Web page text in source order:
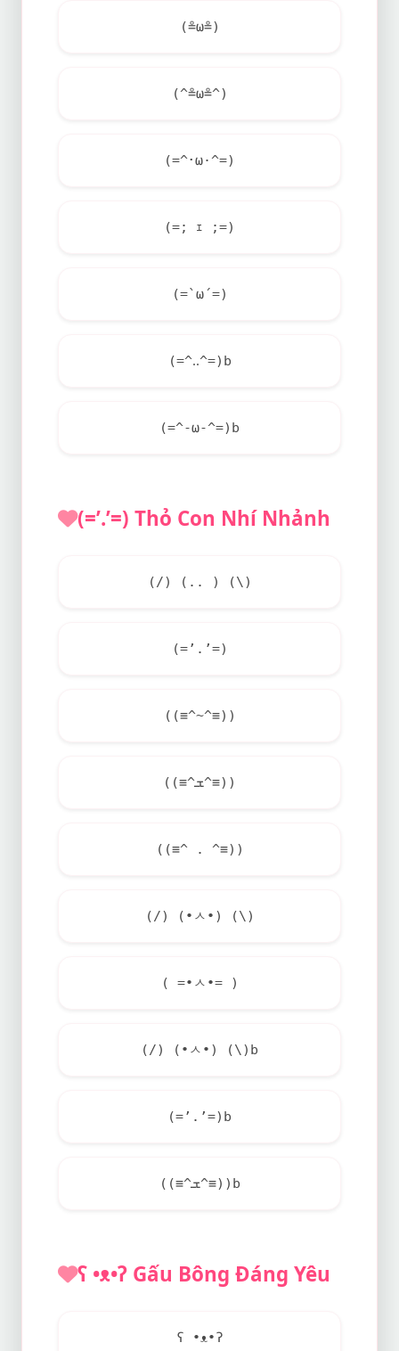
(≗ω≗)
(^≗ω≗^)
(=^･ω·^=)
(=; ｪ ;=)
(=`ω´=)
(=^‥^=)b
(=^-ω-^=)b
(=’.’=) Thỏ Con Nhí Nhảnh
(/) (.. ) (\)
(=’.’=)
((≡^~^≡))
((≡^ܫ^≡))
((≡^ . ^≡))
(/) (•ㅅ•) (\)
( =•ㅅ•= )
(/) (•ㅅ•) (\)b
(=’.’=)b
((≡^ܫ^≡))b
ʕ •ᴥ•ʔ Gấu Bông Đáng Yêu
ʕ •ᴥ•ʔ